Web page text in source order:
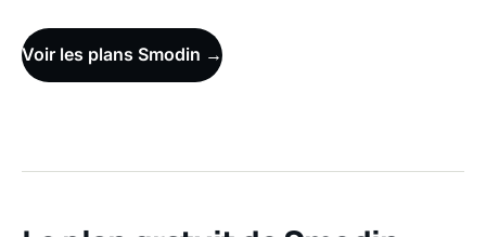
Voir les plans Smodin →